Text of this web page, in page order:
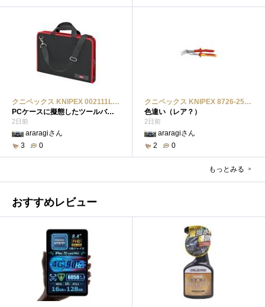
クニペックス KNIPEX 002111LE ツールバッグクニペックス KNIPEX 002111LE ツールバッグ
PCケースに擬態したツールバック
2日前
araragiさん
3
0
クニペックス KNIPEX 8726-250 絶縁コブラ ウォーターポンププライヤー 1000Vクニペックス KNIPEX 8726-250 絶縁コブラ ウォーターポンププライヤー 1000V
色違い（レア？）
2日前
araragiさん
2
0
もっとみる
おすすめレビュー